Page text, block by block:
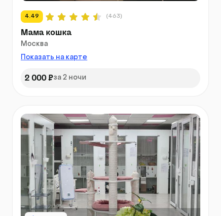
4.49 (463)
Мама кошка
Москва
Показать на карте
2 000 ₽за 2 ночи